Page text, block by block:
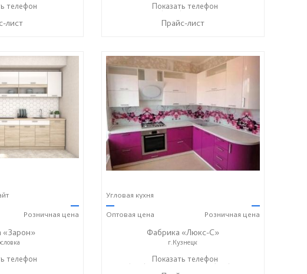
19-19
телефон
лист
+7 (8412) 21-50-66
Показать телефон
Прайс-лист
—
Розничная цена
«Зарон»
21-50-66
телефон
Угловая кухня
—
Оптовая цена
—
Розничная цена
Фабрика «Люкс-С»
г.Кузнецк
+ 7 (999) 748-11-11 ☎+7 (927) 286-06-63
Показать телефон